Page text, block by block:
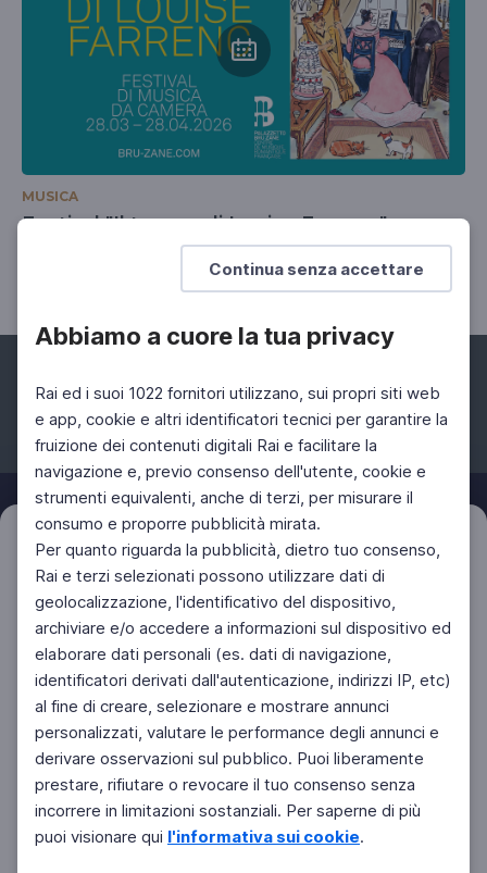
Continua senza accettare
Abbiamo a cuore la tua privacy
Rai ed i suoi 1022 fornitori utilizzano, sui propri siti web
e app, cookie e altri identificatori tecnici per garantire la
fruizione dei contenuti digitali Rai e facilitare la
navigazione e, previo consenso dell'utente, cookie e
strumenti equivalenti, anche di terzi, per misurare il
consumo e proporre pubblicità mirata.
Per quanto riguarda la pubblicità, dietro tuo consenso,
Rai e terzi selezionati possono utilizzare dati di
geolocalizzazione, l'identificativo del dispositivo,
archiviare e/o accedere a informazioni sul dispositivo ed
elaborare dati personali (es. dati di navigazione,
identificatori derivati dall'autenticazione, indirizzi IP, etc)
al fine di creare, selezionare e mostrare annunci
personalizzati, valutare le performance degli annunci e
derivare osservazioni sul pubblico. Puoi liberamente
prestare, rifiutare o revocare il tuo consenso senza
incorrere in limitazioni sostanziali. Per saperne di più
puoi visionare qui l'informativa sui cookie.
MUSICA
Festival "Il tempo di Louise Farrenc"
28 Mar 2026 > 28 Apr 2026
Filtri Azzera
Facebook Instagram Twitter